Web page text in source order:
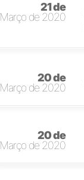
21 de
Março de 2020
20 de
Março de 2020
20 de
Março de 2020